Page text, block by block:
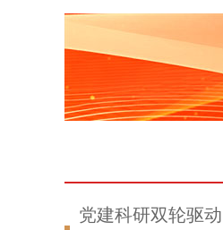
党建科研双轮驱